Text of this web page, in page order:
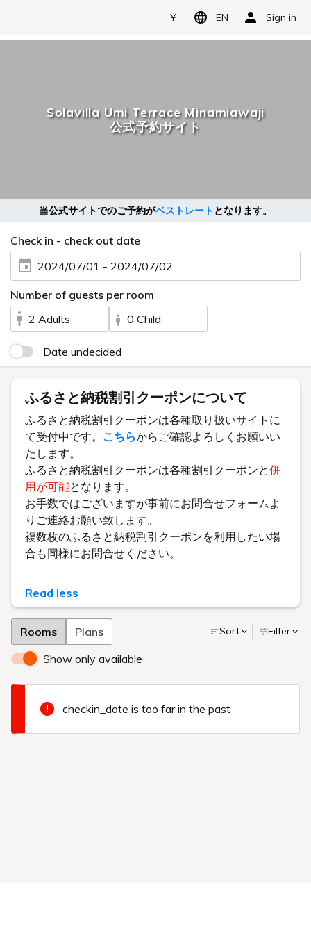
¥ EN Sign in
Solavilla Umi Terrace Minamiawaji
公式予約サイト
当公式サイトでのご予約がベストレート となります。
Check in - check out date
2024/07/01 - 2024/07/02
Number of guests per room
2 Adults
0 Child
Date undecided
ふるさと納税割引クーポンについて
ふるさと納税割引クーポンは各種取り扱いサイトに
て受付中です。 こちらからご確認よろしくお願いい
たします。
ふるさと納税割引クーポンは各種割引クーポンと併
用が可能となります。
お手数ではございますが事前にお問合せフォームよ
りご連絡お願い致します。
複数枚のふるさと納税割引クーポンを利用したい場
合も同様にお問合せください。
Read less
Rooms Plans Sort Filter
Show only available
checkin_date is too far in the past